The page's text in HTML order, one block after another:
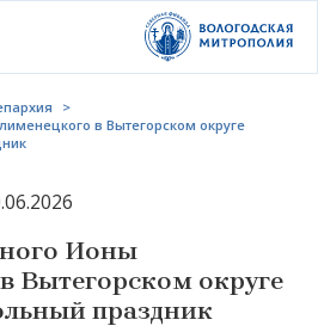
>
в Вытегорском округе
Ионы
Вытегорском округе
праздник